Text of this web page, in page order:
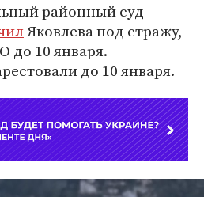
районный суд
Яковлева под стражу,
до 10 января.
до 10 января.